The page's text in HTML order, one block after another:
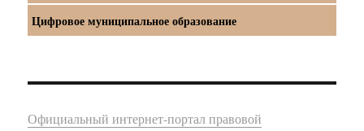
Цифровое муниципальное образование
Официальный интернет-портал правовой